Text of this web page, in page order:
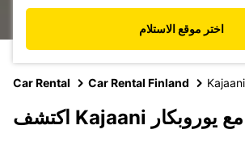
اختر موقع الاستلام
Car Rental Car Rental Finland Kajaani
اكتشف Kajaani مع يوروبكار